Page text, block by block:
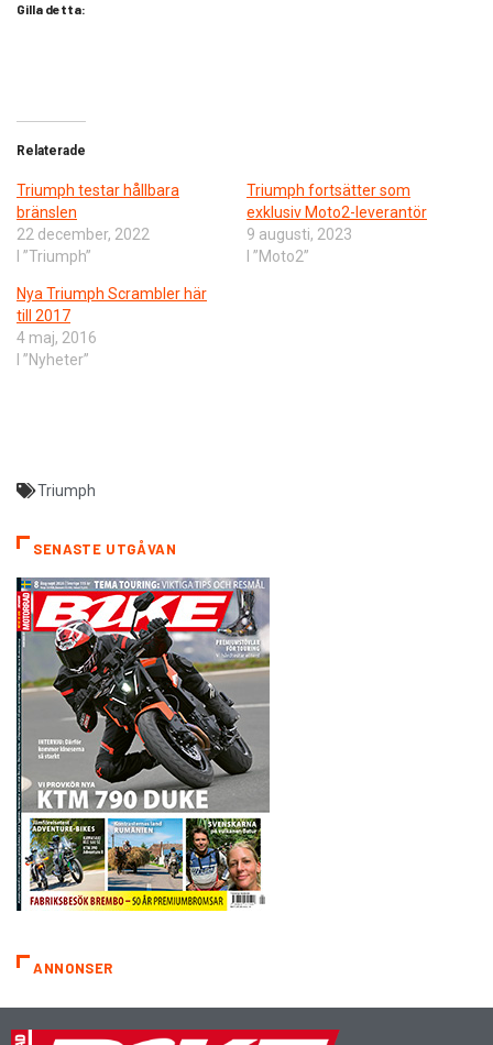
Gilla detta:
Relaterade
Triumph testar hållbara
bränslen
22 december, 2022
I ”Triumph”
Triumph fortsätter som
exklusiv Moto2-leverantör
9 augusti, 2023
I ”Moto2”
​Nya Triumph Scrambler här
till 2017
4 maj, 2016
I ”Nyheter”
Triumph
SENASTE UTGÅVAN
ANNONSER